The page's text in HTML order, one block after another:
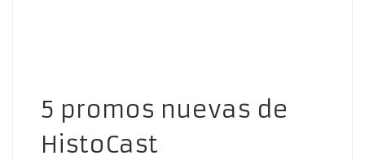
5 promos nuevas de
HistoCast